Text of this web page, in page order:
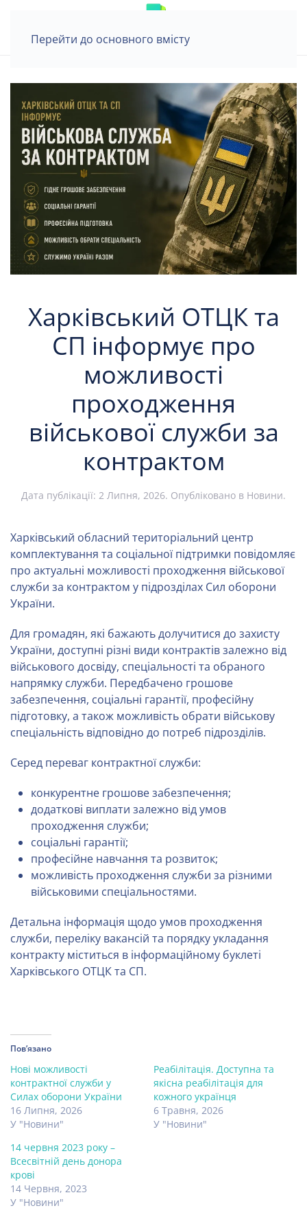
Перейти до основного вмісту
Харківський ОТЦК та
СП інформує про
можливості
проходження
військової служби за
контрактом
Дата публікації: 2 Липня, 2026. Опубліковано в Новини.
Харківський обласний територіальний центр
комплектування та соціальної підтримки повідомляє
про актуальні можливості проходження військової
служби за контрактом у підрозділах Сил оборони
України.
Для громадян, які бажають долучитися до захисту
України, доступні різні види контрактів залежно від
військового досвіду, спеціальності та обраного
напрямку служби. Передбачено грошове
забезпечення, соціальні гарантії, професійну
підготовку, а також можливість обрати військову
спеціальність відповідно до потреб підрозділів.
Серед переваг контрактної служби:
конкурентне грошове забезпечення;
додаткові виплати залежно від умов
проходження служби;
соціальні гарантії;
професійне навчання та розвиток;
можливість проходження служби за різними
військовими спеціальностями.
Детальна інформація щодо умов проходження
служби, переліку вакансій та порядку укладання
контракту міститься в інформаційному буклеті
Харківського ОТЦК та СП.
Пов’язано
Нові можливості
контрактної служби у
Силах оборони України
16 Липня, 2026
У "Новини"
Реабілітація. Доступна та
якісна реабілітація для
кожного українця
6 Травня, 2026
У "Новини"
14 червня 2023 року –
Всесвітній день донора
крові
14 Червня, 2023
У "Новини"